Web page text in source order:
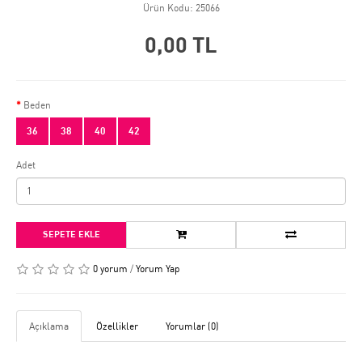
Ürün Kodu: 25066
0,00 TL
Beden
36 38 40 42
Adet
SEPETE EKLE
0 yorum / Yorum Yap
Açıklama Özellikler Yorumlar (0)